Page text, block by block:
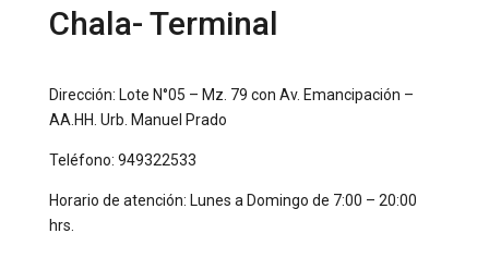
Chala- Terminal
Dirección: Lote N°05 – Mz. 79 con Av. Emancipación –
AA.HH. Urb. Manuel Prado
Teléfono: 949322533
Horario de atención: Lunes a Domingo de 7:00 – 20:00
hrs.